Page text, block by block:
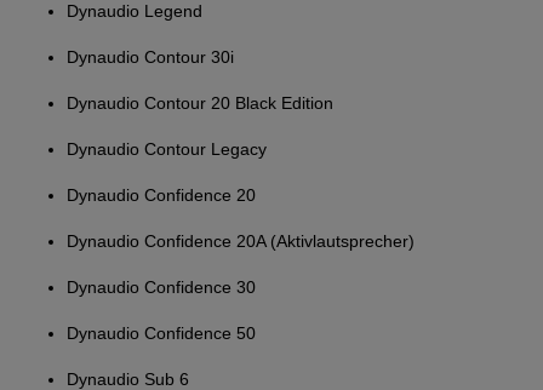
Dynaudio Legend
Dynaudio Contour 30i
Dynaudio Contour 20 Black Edition
Dynaudio Contour Legacy
Dynaudio Confidence 20
Dynaudio Confidence 20A (Aktivlautsprecher)
Dynaudio Confidence 30
Dynaudio Confidence 50
Dynaudio Sub 6